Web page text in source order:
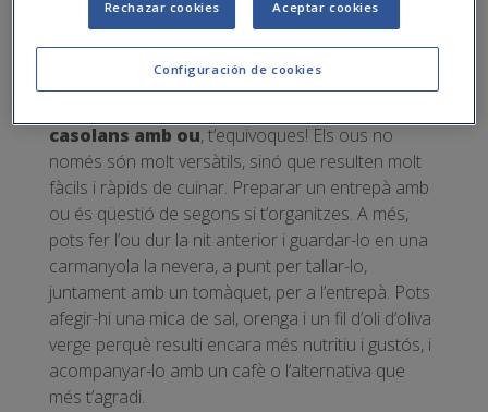
Entrepà amb tomàquet i ou dur
Si el teu temps és limitat al matí i creus que no
casolans amb ou, t’equivoques! Els ous no
només són molt versàtils, sinó que resulten molt
fàcils i ràpids de cuinar. Preparar un entrepà amb
ou és qüestió de segons si t’organitzes. A més,
pots fer l’ou dur la nit anterior i guardar-lo en una
carmanyola la nevera, a punt per tallar-lo,
juntament amb un tomàquet, per a l’entrepà. Pots
afegir-hi una mica de sal, orenga i un fil d’oli d’oliva
verge perquè resulti encara més nutritiu i gustós, i
acompanyar-lo amb un cafè o l’alternativa que
més t’agradi.
Configuración de cookies
Rechazar cookies Aceptar cookies